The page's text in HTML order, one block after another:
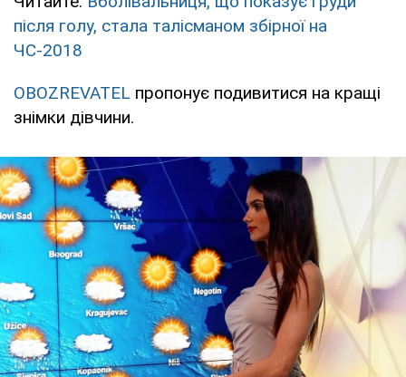
після голу, стала талісманом збірної на
ЧС-2018
OBOZREVATEL пропонує подивитися на кращі
знімки дівчини.